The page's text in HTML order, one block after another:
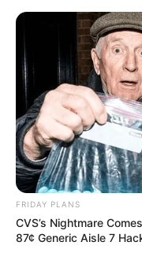
NEWS SPORTS
Home News
റിപ്പബ്ലിക്
ശക്തമായ
ജനം വെബ്‌ഡെസ്ക്
FRIDAY PLANS
CVS’s Nightmare
87¢ Generic Aisle 7